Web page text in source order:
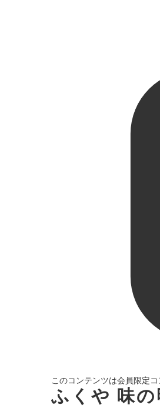
このコンテンツは会員限定
ふくや 味